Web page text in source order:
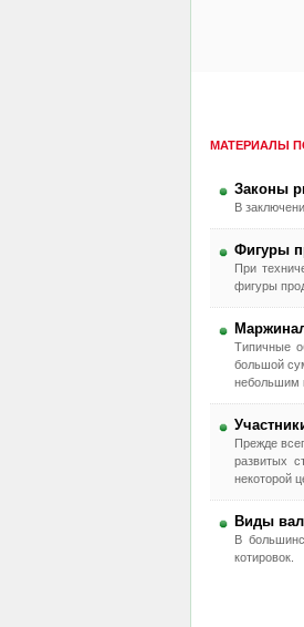
МАТЕРИАЛЫ
Законы
В
Фигуры
При
фигуры
Типичные
большой
небольшим
Прежде
развитых
некоторой
Виды
В
котировок.